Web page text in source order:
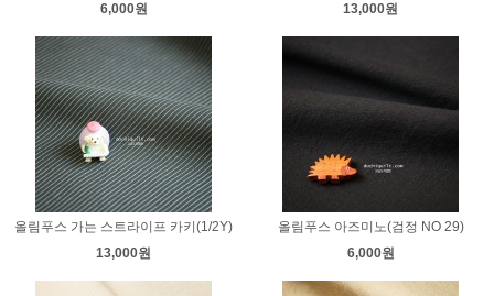
6,000원
13,000원
올림푸스 가는 스트라이프 카키(1/2Y)
13,000원
올림푸스 아즈미노(검정 NO 29)
6,000원